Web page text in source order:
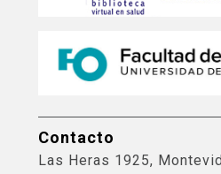
Contacto
Las Heras 1925,